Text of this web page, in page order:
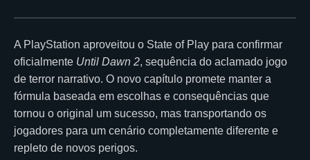
A PlayStation aproveitou o State of Play para confirmar
oficialmente Until Dawn 2, sequência do aclamado jogo
de terror narrativo. O novo capítulo promete manter a
fórmula baseada em escolhas e consequências que
tornou o original um sucesso, mas transportando os
jogadores para um cenário completamente diferente e
repleto de novos perigos.